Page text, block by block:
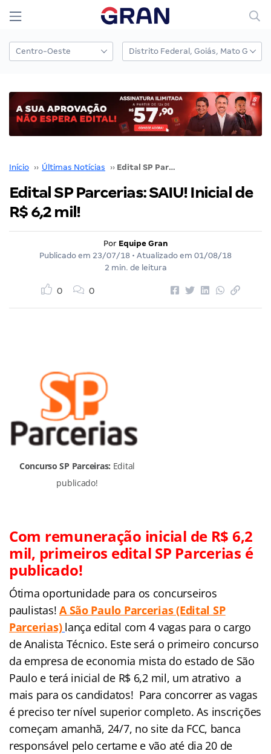
Início ›› Últimas Notícias ›› Edital SP Parcerias: SAIU! Inicial de R$ 6,2 mil!
Edital SP Parcerias: SAIU! Inicial de
R$ 6,2 mil!
Por Equipe Gran
Publicado em 23/07/18 • Atualizado em 01/08/18
2 min. de leitura
0 0
Concurso SP Parceiras: Edital
publicado!
Com remuneração inicial de R$ 6,2
mil, primeiros edital SP Parcerias é
publicado!
Ótima oportunidade para os concurseiros
paulistas!ASão Paulo Parcerias (Edital SP
Parcerias) lança edital com 4 vagas para o cargo
de Analista Técnico. Este será o primeiro concurso
da empresa de economia mista do estado de São
Paulo e terá inicial de R$ 6,2 mil, um atrativo a
mais para os candidatos! Para concorrer as vagas
é preciso ter nível superior completo. As inscrições
começam amanhã, 24/7, no site da FCC, banca
responsável pelo certame e vão até dia 20 de